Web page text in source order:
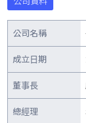
公司名稱
成立日期
董事長
總經理